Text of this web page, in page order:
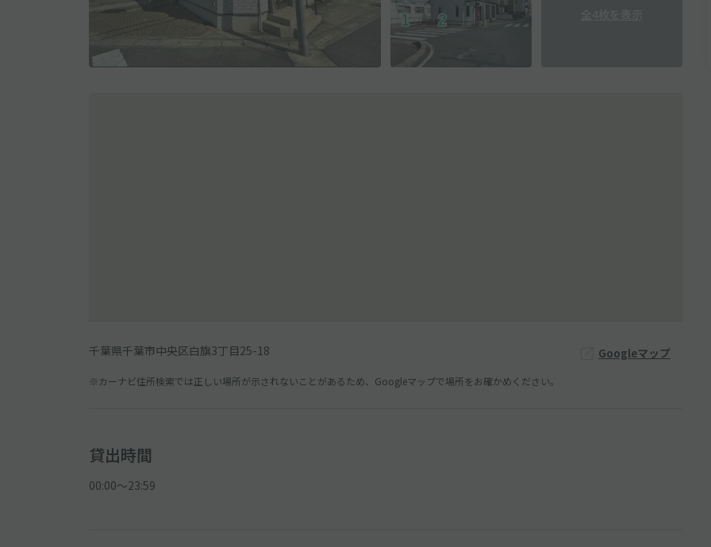
千葉県千葉市中央区白旗3丁目25-18 Googleマップ
※カーナビ住所検索では正しい場所が示されないことがあるため、Googleマップで場所をお確かめください。
貸出時間
00:00〜23:59